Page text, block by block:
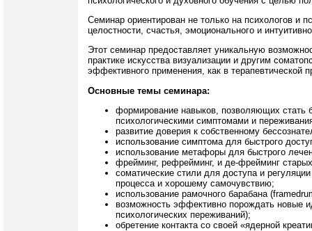
Семинар ориентирован не только на психологов и
целостности, счастья, эмоционального и
Этот семинар предоставляет уникальную
практике искусства визуализации и другим
эффективного применения, как в терапевтической
Основные темы семинара:
формирование навыков, позволяющих стать
психологическими симптомами и
развитие доверия к собственному
использование симптома для быстрого
использование метафоры для быстрого
фрейминг, рефрейминг, и де-фрейминг
соматические стили для доступа и
процесса и хорошему самочувствию;
использование рамочного барабана
возможность эффективно порождать новые
психологических переживаний);
обретение контакта со своей «ядерной